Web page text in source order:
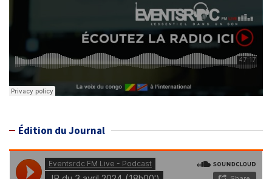
Édition du Journal